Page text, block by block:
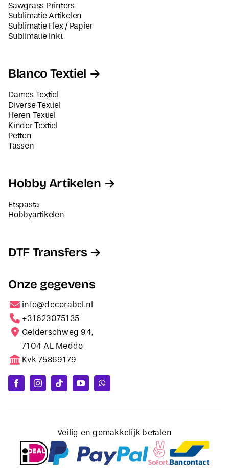
Sawgrass Printers
Sublimatie Artikelen
Sublimatie Flex / Papier
Sublimatie Inkt
Blanco Textiel
Dames Textiel
Diverse Textiel
Heren Textiel
Kinder Textiel
Petten
Tassen
Hobby Artikelen
Etspasta
Hobbyartikelen
DTF Transfers
Onze gegevens
info@decorabel.nl
+31623075135
Gelderschweg 94,
7104 AL Meddo
Kvk 75869179
Veilig en gemakkelijk betalen